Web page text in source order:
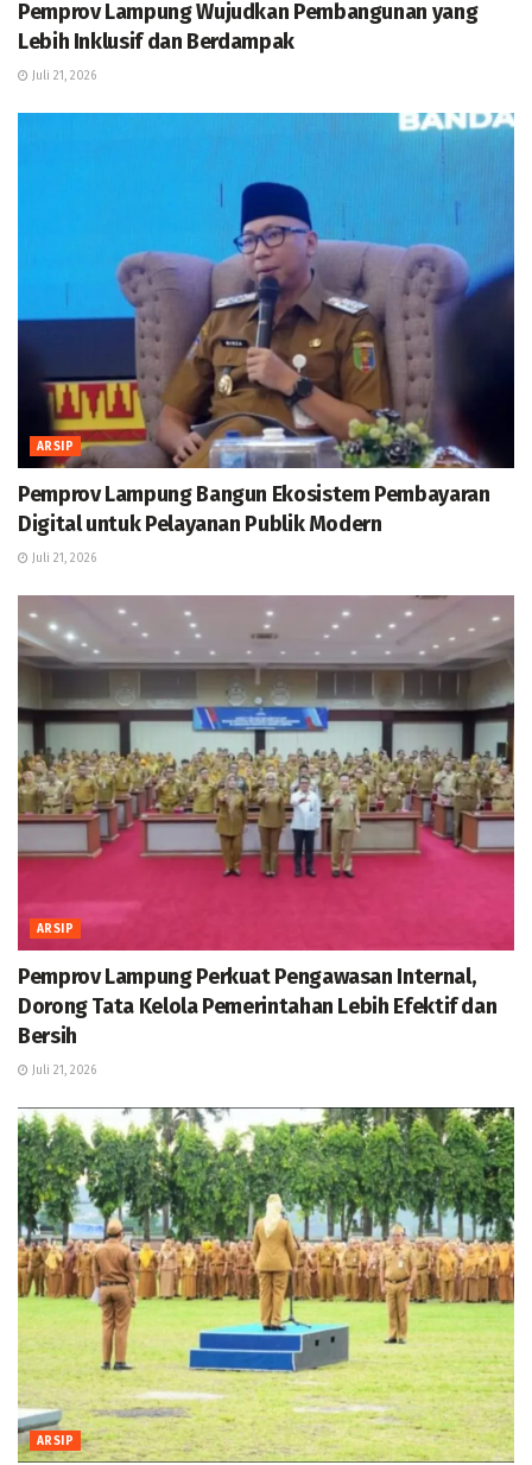
Pemprov Lampung Wujudkan Pembangunan yang
Lebih Inklusif dan Berdampak
Juli 21, 2026
ARSIP
Pemprov Lampung Bangun Ekosistem Pembayaran
Digital untuk Pelayanan Publik Modern
Juli 21, 2026
ARSIP
Pemprov Lampung Perkuat Pengawasan Internal,
Dorong Tata Kelola Pemerintahan Lebih Efektif dan
Bersih
Juli 21, 2026
ARSIP